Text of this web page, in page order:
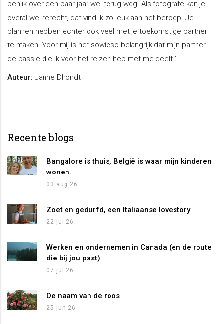
ben ik over een paar jaar wel terug weg. Als fotografe kan je
overal wel terecht, dat vind ik zo leuk aan het beroep. Je
plannen hebben echter ook veel met je toekomstige partner
te maken. Voor mij is het sowieso belangrijk dat mijn partner
de passie die ik voor het reizen heb met me deelt.”
Auteur: Janne Dhondt
Recente blogs
Bangalore is thuis, België is waar mijn kinderen
wonen.
03 aug 26
Zoet en gedurfd, een Italiaanse lovestory
22 jul 26
Werken en ondernemen in Canada (en de route
die bij jou past)
07 jul 26
De naam van de roos
25 jun 26